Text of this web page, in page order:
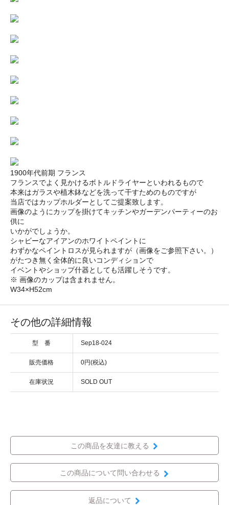
1900年代前期 フランス
フランスでよく見かけるボトルドライヤーといわれるもので
本来はガラスや植木鉢などを洗って干すためのものですが
当店ではカップホルダーとしてご提案致します。
画像のようにカップを掛けてキッチンやガーデンパーティーのお
供に
いかがでしょうか。
シャビーなアイアンのホワイトペイントに
わずかなペイントロスが見られますが（画像をご参照下さい。）
がたつき無く全体的に良いコンディションで
イベントやショップ什器としても活躍しそうです。
※ 画像のカップは含まれません。
W34×H52cm
その他の詳細情報
型 番 Sep18-024
販売価格 0円(税込)
在庫状況 SOLD OUT
この商品を友達に教える
この商品について問い合わせる
返品について